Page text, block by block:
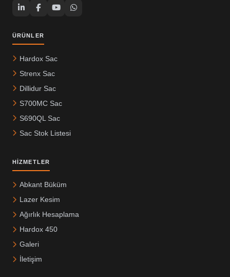
ÜRÜNLER
Hardox Sac
Strenx Sac
Dillidur Sac
S700MC Sac
S690QL Sac
Sac Stok Listesi
HIZMETLER
Abkant Büküm
Lazer Kesim
Ağırlık Hesaplama
Hardox 450
Galeri
İletişim